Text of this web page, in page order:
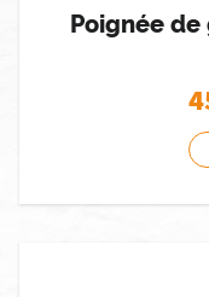
Poignée